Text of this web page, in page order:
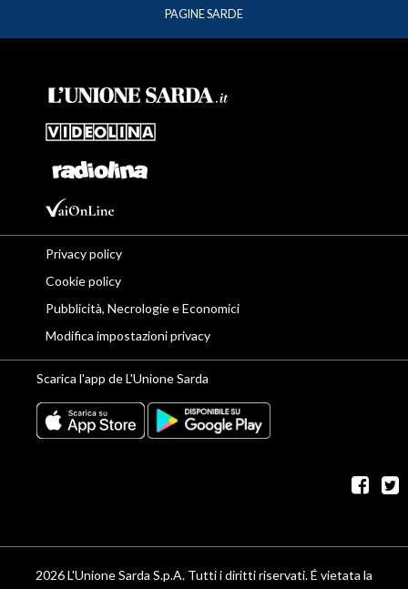
PAGINE SARDE
Privacy policy
Cookie policy
Pubblicità, Necrologie e Economici
Modifica impostazioni privacy
Scarica l'app de L'Unione Sarda
2026 L'Unione Sarda S.p.A. Tutti i diritti riservati. É vietata la